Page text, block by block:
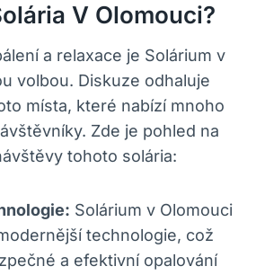
V Olomouci?
a relaxace je Solárium v
volbou. Diskuze odhaluje
místa, které nabízí mnoho
Zde je pohled na
tohoto solária:
Solárium v Olomouci
technologie, což
a efektivní opalování